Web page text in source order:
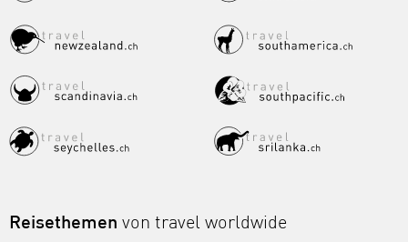
Reisethemen von travel worldwide